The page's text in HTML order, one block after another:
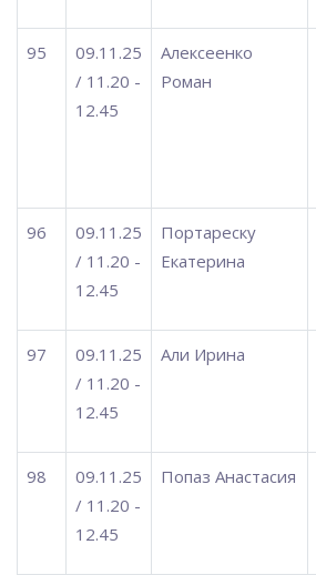
95
09.11.25
/ 11.20 -
12.45
Алексеенко
Роман
96
09.11.25
/ 11.20 -
12.45
Портареску
Екатерина
97
09.11.25
/ 11.20 -
12.45
Али Ирина
98
09.11.25
/ 11.20 -
12.45
Попаз Анастасия